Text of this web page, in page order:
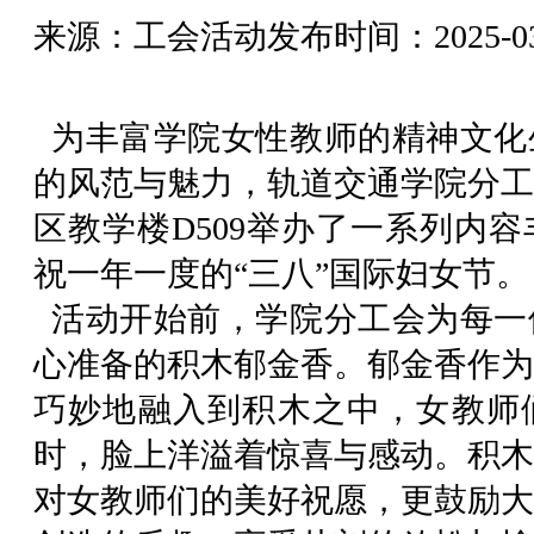
来源：工会活动发布时间：2025-
为丰富学院女性教师的精神文
的风范与魅力，轨道交通学院分
区教学楼D509举办了一系列内
祝一年一度的“三八”国际妇女节。
活动开始前，学院分工会为每
心准备的积木郁金香。郁金香作
巧妙地融入到积木之中，女教
时，脸上洋溢着惊喜与感动。积
对女教师们的美好祝愿，更鼓励